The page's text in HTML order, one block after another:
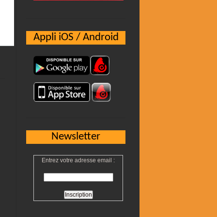
Appli iOS / Android
Newsletter
Entrez votre adresse email :